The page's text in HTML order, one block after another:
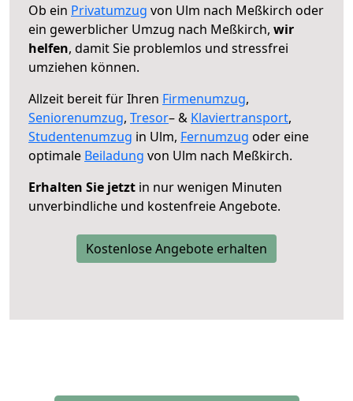
Ob ein Privatumzug von Ulm nach Meßkirch oder
ein gewerblicher Umzug nach Meßkirch, wir
helfen, damit Sie problemlos und stressfrei
umziehen können.
Allzeit bereit für Ihren Firmenumzug,
Seniorenumzug, Tresor– & Klaviertransport,
Studentenumzug in Ulm, Fernumzug oder eine
optimale Beiladung von Ulm nach Meßkirch.
Erhalten Sie jetzt in nur wenigen Minuten
unverbindliche und kostenfreie Angebote.
Kostenlose Angebote erhalten